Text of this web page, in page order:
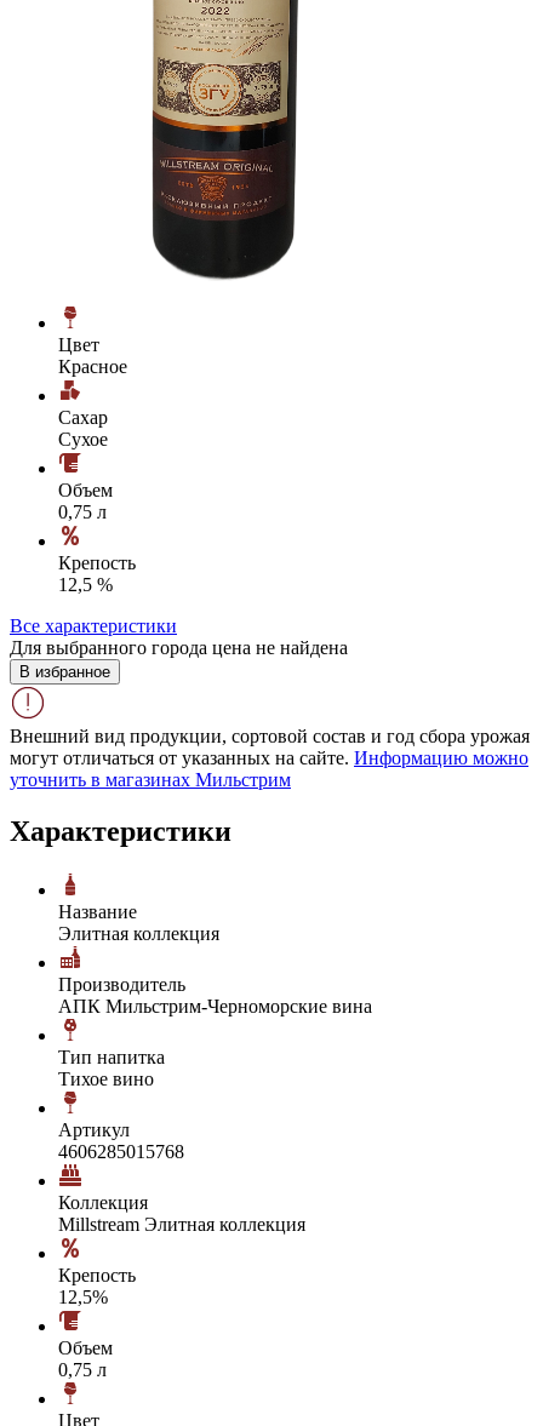
Цвет
Красное
Сахар
Сухое
Объем
0,75 л
Крепость
12,5 %
Все характеристики
Для выбранного города цена не найдена
В избранное
Внешний вид продукции, сортовой состав и год сбора урожая
могут отличаться от указанных на сайте. Информацию можно
уточнить в магазинах Мильстрим
Характеристики
Название
Элитная коллекция
Производитель
АПК Мильстрим-Черноморские вина
Тип напитка
Тихое вино
Артикул
4606285015768
Коллекция
Millstream Элитная коллекция
Крепость
12,5%
Объем
0,75 л
Цвет